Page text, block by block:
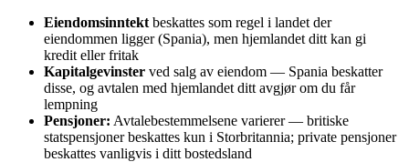
Eiendomsinntekt beskattes som regel i landet der
eiendommen ligger (Spania), men hjemlandet ditt kan gi
kredit eller fritak
Kapitalgevinster ved salg av eiendom — Spania beskatter
disse, og avtalen med hjemlandet ditt avgjør om du får
lempning
Pensjoner: Avtalebestemmelsene varierer — britiske
statspensjoner beskattes kun i Storbritannia; private pensjoner
beskattes vanligvis i ditt bostedsland